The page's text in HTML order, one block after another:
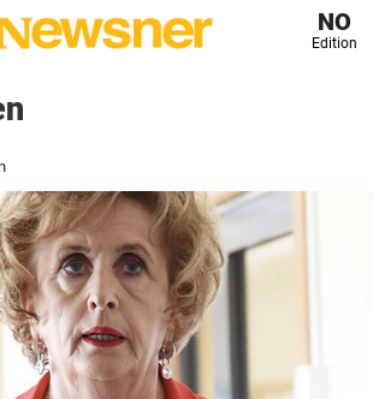
NO
Edition